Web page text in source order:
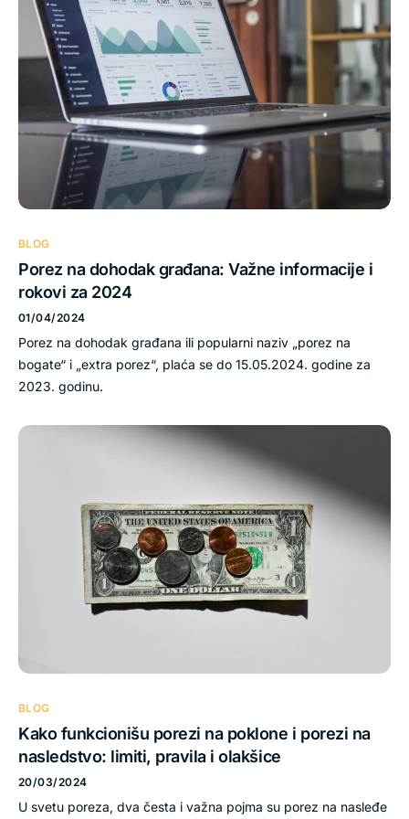
BLOG
Porez na dohodak građana: Važne informacije i
rokovi za 2024
01/04/2024
Porez na dohodak građana ili popularni naziv „porez na
bogate“ i „extra porez“, plaća se do 15.05.2024. godine za
2023. godinu.
BLOG
Kako funkcionišu porezi na poklone i porezi na
nasledstvo: limiti, pravila i olakšice
20/03/2024
U svetu poreza, dva česta i važna pojma su porez na nasleđe